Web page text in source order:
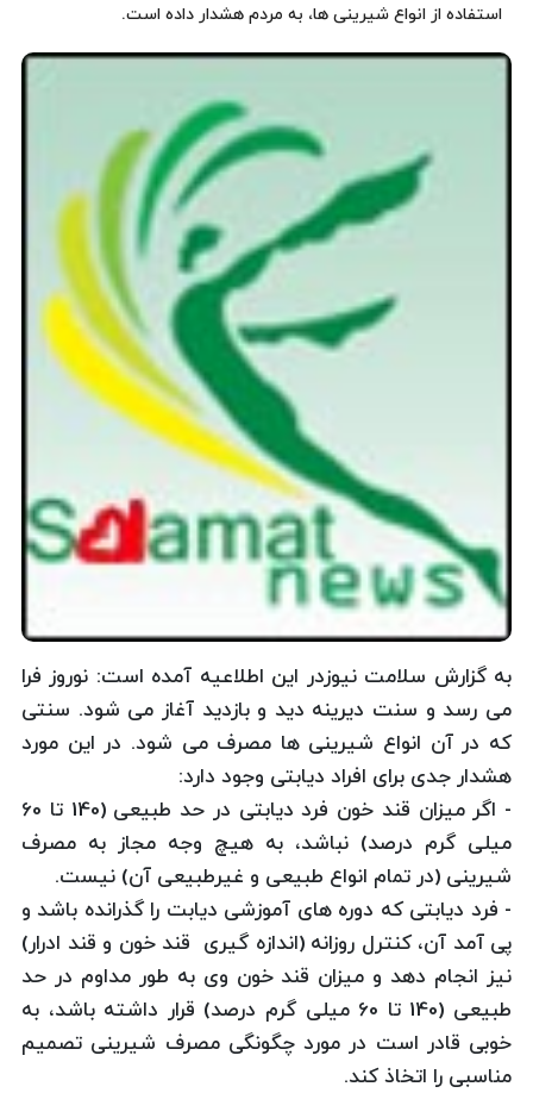
استفاده از انواع شیرینی ها، به مردم هشدار داده است.
به گزارش سلامت نیوزدر این اطلاعیه آمده است: نوروز فرا
می رسد و سنت دیرینه دید و بازدید آغاز می شود. سنتی
که در آن انواع شیرینی ها مصرف می شود. در این مورد
هشدار جدی برای افراد دیابتی وجود دارد:
- اگر میزان قند خون فرد دیابتی در حد طبیعی (140 تا 60
میلی گرم درصد) نباشد، به هیچ وجه مجاز به مصرف
شیرینی (در تمام انواع طبیعی و غیرطبیعی آن) نیست.
- فرد دیابتی که دوره های آموزشی دیابت را گذرانده باشد و
پی آمد آن، کنترل روزانه (اندازه گیری قند خون و قند ادرار)
نیز انجام دهد و میزان قند خون وی به طور مداوم در حد
طبیعی (140 تا 60 میلی گرم درصد) قرار داشته باشد، به
خوبی قادر است در مورد چگونگی مصرف شیرینی تصمیم
مناسبی را اتخاذ کند.